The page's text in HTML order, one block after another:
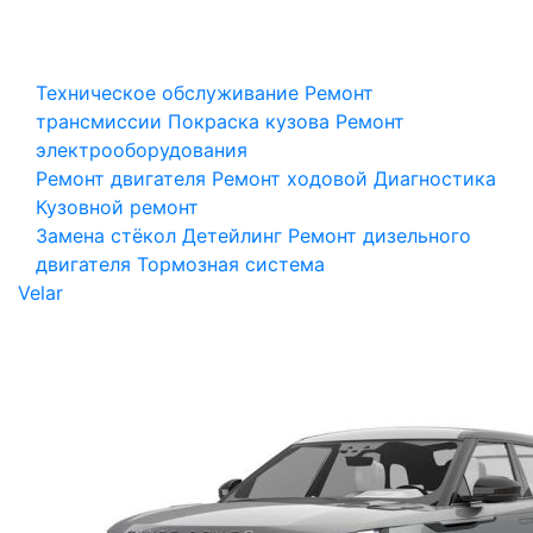
Техническое обслуживание Ремонт
трансмиссии Покраска кузова Ремонт
электрооборудования
Ремонт двигателя Ремонт ходовой Диагностика
Кузовной ремонт
Замена стёкол Детейлинг Ремонт дизельного
двигателя Тормозная система
Velar